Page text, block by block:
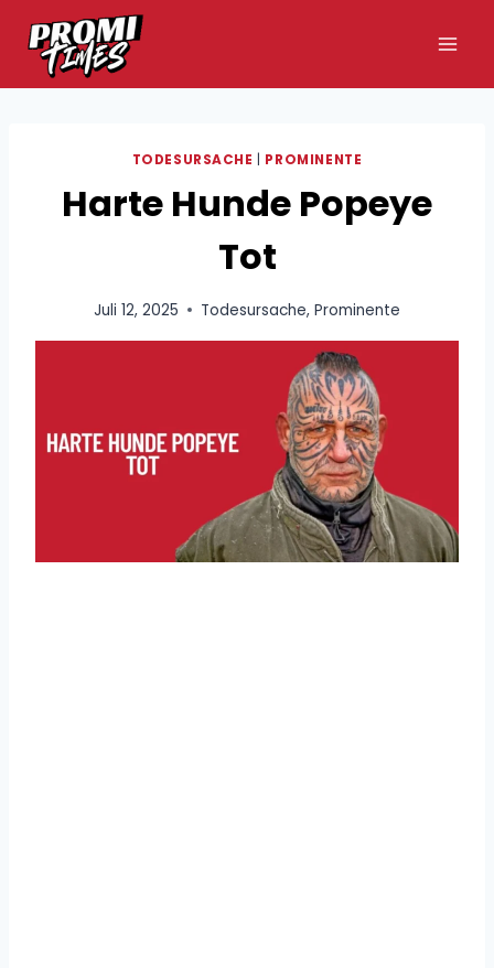
Inhalt
springen
TODESURSACHE PROMINENTE
Harte Hunde Popeye
Tot
Juli 12, 2025 Todesursache, Prominente